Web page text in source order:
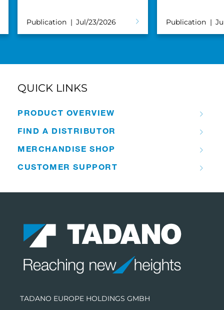
Publication Jul/23/2026 Publication
QUICK LINKS
PRODUCT OVERVIEW
FIND A DISTRIBUTOR
MERCHANDISE SHOP
CUSTOMER SUPPORT
TADANO EUROPE HOLDINGS GMBH